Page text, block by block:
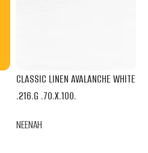
CLASSIC LINEN AVALANCHE WHITE
.216.G .70.X.100.
NEENAH